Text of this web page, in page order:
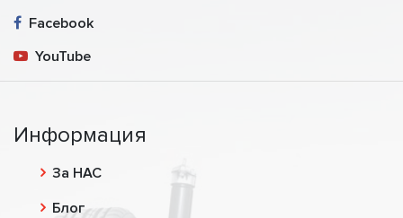
Facebook
YouTube
Информация
За НАС
Блог